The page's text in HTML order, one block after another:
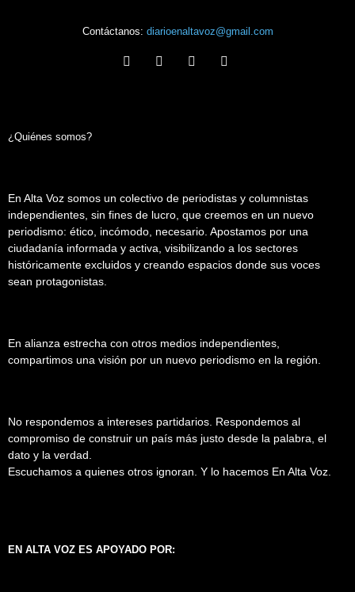
Contáctanos: diarioenaltavoz@gmail.com
¿Quiénes somos?
En Alta Voz somos un colectivo de periodistas y columnistas
independientes, sin fines de lucro, que creemos en un nuevo
periodismo: ético, incómodo, necesario. Apostamos por una
ciudadanía informada y activa, visibilizando a los sectores
históricamente excluidos y creando espacios donde sus voces
sean protagonistas.
En alianza estrecha con otros medios independientes,
compartimos una visión por un nuevo periodismo en la región.
No respondemos a intereses partidarios. Respondemos al
compromiso de construir un país más justo desde la palabra, el
dato y la verdad.
Escuchamos a quienes otros ignoran. Y lo hacemos En Alta Voz.
EN ALTA VOZ ES APOYADO POR: